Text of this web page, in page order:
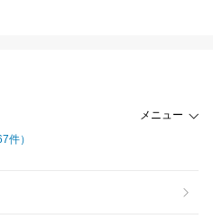
メニュー
件）